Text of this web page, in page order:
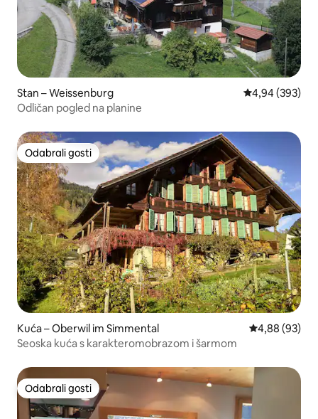
Stan – Weissenburg Prosječna
4,94 (393)
Odličan pogled na planine
Odabrali gosti
Odabrali gosti
Kuća – Oberwil im Simmental Prosječna
4,88 (93)
Seoska kuća s karakteromobrazom i šarmom
Odabrali gosti
Odabrali gosti